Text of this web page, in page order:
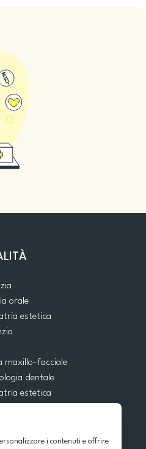
i contenuti e offrire
orale
estetica
maxillo-facciale
dentale
estetica
pediatrica